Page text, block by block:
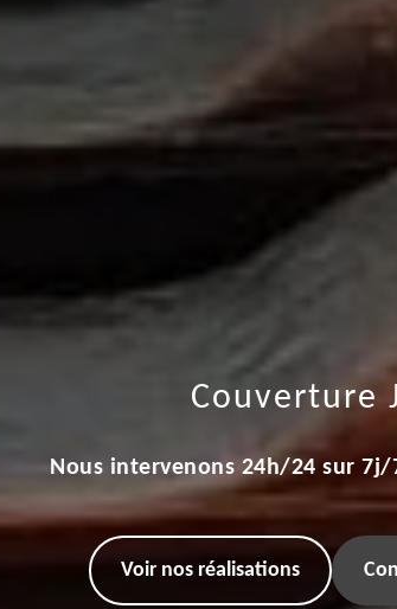
Couverture
Nous intervenons 24h/24 sur 7j/
Voir nos réalisations